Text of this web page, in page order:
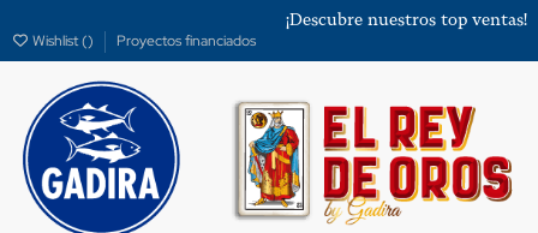
¡Descubre nuestros top ventas!
Wishlist () Proyectos financiados